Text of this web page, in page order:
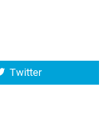
Twitter